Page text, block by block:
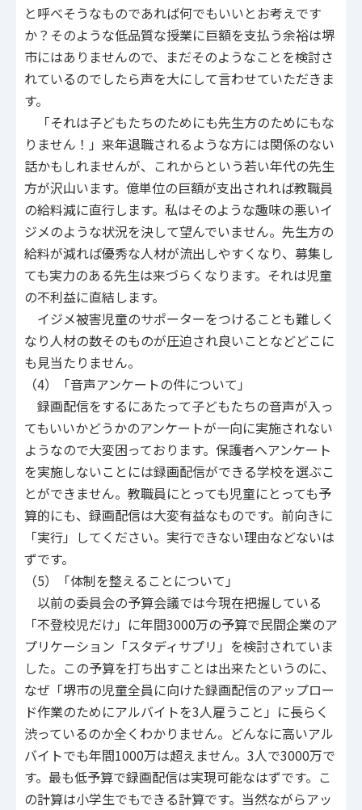
と呼べそうなものであれば何でもいいとお考えです
か？そのような低品質な授業に巨額を支払う余裕は堺
市にはありませんので、まだそのようなことを検討さ
れているのでしたら声を大にして言わせていただきま
す。
「それは子どもたちのためにも先生方のためにもな
りません！」来年退職されるような方には関係のない
話かもしれませんが、これからという若い年代の先生
方が沢山います。億単位の巨額が支出されれば教職員
の給料減に直行します。私はそのような趣味の悪いイ
ジメのような状況を決して望んでいません。先生方の
給料が減れば優秀な人材が流出しやすくなり、募集し
ても実力のある先生は来づらくなります。それは児童
の不利益に直結します。
イジメ被害児童のサポーターをつけることも難しく
なり人材の数そのものが圧迫され良いことなどどこに
も見当たりません。
（4）「音声アンケートの件について」
録画配信をするにあたって子どもたちの音声が入っ
てもいいかどうかのアンケートが一向に実施されない
ようなので大変困っております。保護者へアンケート
を実施しないことには録画配信ができる学校を選ぶこ
とができません。教職員にとっても児童にとっても予
算的にも、録画配信は大変有益なものです。前向きに
「実行」してください。実行できない理由などないは
ずです。
（5）「体制を整えることについて」
以前の委員会の予算会議では今現在把握している
「不登校児だけ」に年間3000万の予算で民間企業のア
プリケーション「スタディサプリ」を検討されていま
した。この予算を打ち出すことは出来たというのに、
なぜ「堺市の児童全員に向けた録画配信のアップロー
ド作業のためにアルバイトを3人雇うこと」に長らく
渋っているのか全くわかりません。どんなに高いアル
バイトでも年間1000万は超えません。3人で3000万で
す。最も低予算で録画配信は実現可能なはずです。こ
の計算は小学生でもできる計算です。当然ながらアッ